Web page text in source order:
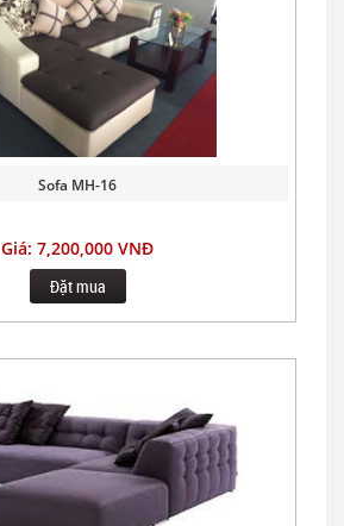
Sofa MH-16
Giá: 7,200,000 VNĐ
Đặt mua